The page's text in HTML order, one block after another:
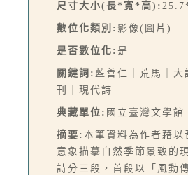
尺寸大小(長*寬*高):
數位化類別: 影像(圖片)
是否數位化: 是
關鍵詞: 藍善仁｜荒馬｜大
刊｜現代詩
典藏單位: 國立臺灣文學館
摘要: 本筆資料為作者藉以
意象描摹自然季節景致的
詩分三段，首段以「風動